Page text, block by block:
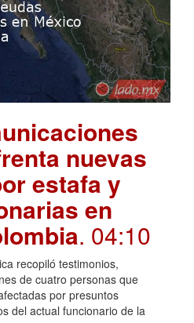
nuevas
estafa y
en
. 04:10
recopiló testimonios,
de cuatro personas que
por presuntos
del actual funcionario de la